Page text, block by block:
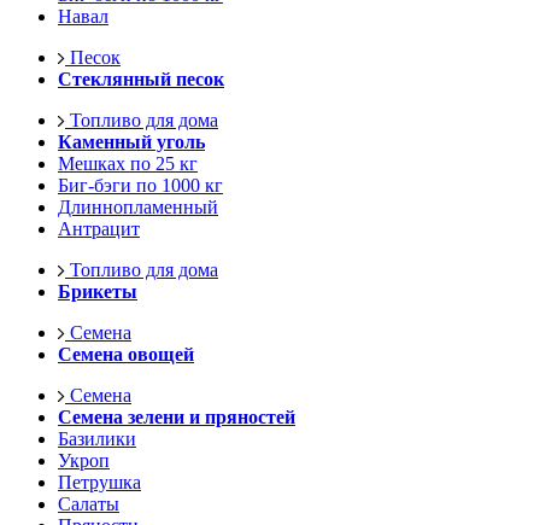
Навал
Песок
Стеклянный песок
Топливо для дома
Каменный уголь
Мешках по 25 кг
Биг-бэги по 1000 кг
Длиннопламенный
Антрацит
Топливо для дома
Брикеты
Семена
Семена овощей
Семена
Семена зелени и пряностей
Базилики
Укроп
Петрушка
Салаты